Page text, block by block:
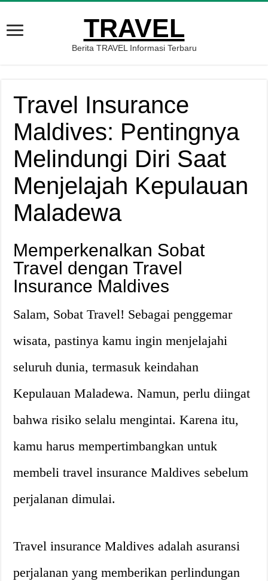
TRAVEL
Berita TRAVEL Informasi Terbaru
Travel Insurance
Maldives: Pentingnya
Melindungi Diri Saat
Menjelajah Kepulauan
Maladewa
Memperkenalkan Sobat
Travel dengan Travel
Insurance Maldives
Salam, Sobat Travel! Sebagai penggemar
wisata, pastinya kamu ingin menjelajahi
seluruh dunia, termasuk keindahan
Kepulauan Maladewa. Namun, perlu diingat
bahwa risiko selalu mengintai. Karena itu,
kamu harus mempertimbangkan untuk
membeli travel insurance Maldives sebelum
perjalanan dimulai.
Travel insurance Maldives adalah asuransi
perjalanan yang memberikan perlindungan